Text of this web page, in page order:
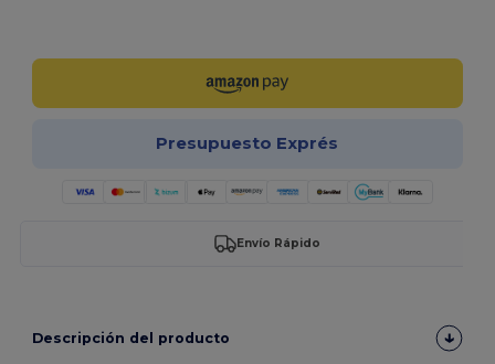
Presupuesto Exprés
Envío Rápido
Descripción del producto